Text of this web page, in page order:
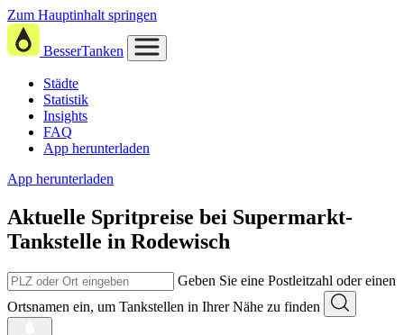
Zum Hauptinhalt springen
BesserTanken
Städte
Statistik
Insights
FAQ
App herunterladen
App herunterladen
Aktuelle Spritpreise bei Supermarkt-
Tankstelle in Rodewisch
Geben Sie eine Postleitzahl oder einen
Ortsnamen ein, um Tankstellen in Ihrer Nähe zu finden